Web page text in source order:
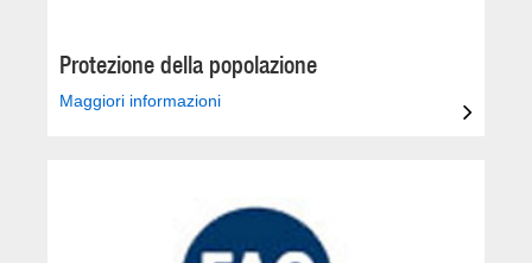
Protezione della popolazione
Maggiori informazioni